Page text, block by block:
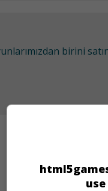
birini